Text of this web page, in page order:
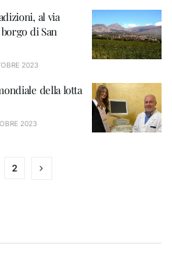
al via
di San
2023
della lotta
2023
2